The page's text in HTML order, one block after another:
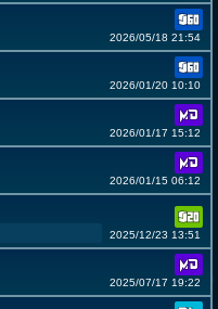
2026/05/18 21:54
2026/01/20 10:10
2026/01/17 15:12
2026/01/15 06:12
2025/12/23 13:51
2025/07/17 19:22